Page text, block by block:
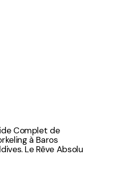
Complet de
à Baros
Le Rêve Absolu